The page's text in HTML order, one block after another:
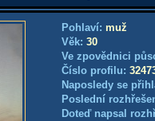
Pohlaví: muž
Věk: 30
Ve zpovědnici
Číslo profilu:
Naposledy se
Poslední
Doteď napsal